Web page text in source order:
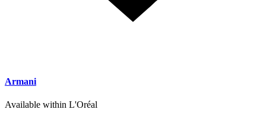
Armani
Available within L'Oréal